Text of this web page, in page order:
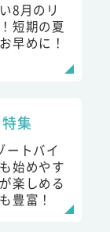
8月のリ
短期の夏
早めに！
集
ートバイ
始めやす
楽しめる
豊富！